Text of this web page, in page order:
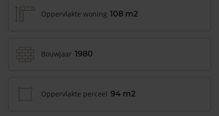
Oppervlakte woning 108 m2
Bouwjaar 1980
Oppervlakte perceel 94 m2